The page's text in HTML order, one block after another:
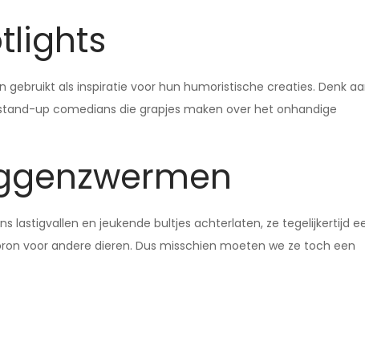
als inspiratie voor hun humoristische creaties. Denk
up comedians die grapjes maken over het onhandige
lastigvallen en jeukende bultjes achterlaten, ze tegelijkertijd
voor andere dieren. Dus misschien moeten we ze toch een